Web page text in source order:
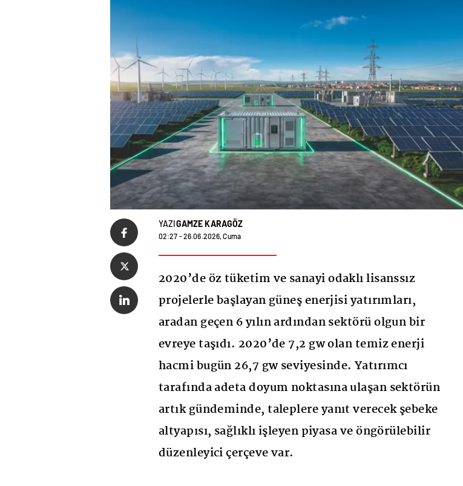
YAZIGAMZE KARAGÖZ
02:27 - 26.06.2026, Cuma
2020’de öz tüketim ve sanayi odaklı lisanssız
projelerle başlayan güneş enerjisi yatırımları,
aradan geçen 6 yılın ardından sektörü olgun bir
evreye taşıdı. 2020’de 7,2 gw olan temiz enerji
hacmi bugün 26,7 gw seviyesinde. Yatırımcı
tarafında adeta doyum noktasına ulaşan sektörün
artık gündeminde, taleplere yanıt verecek şebeke
altyapısı, sağlıklı işleyen piyasa ve öngörülebilir
düzenleyici çerçeve var.